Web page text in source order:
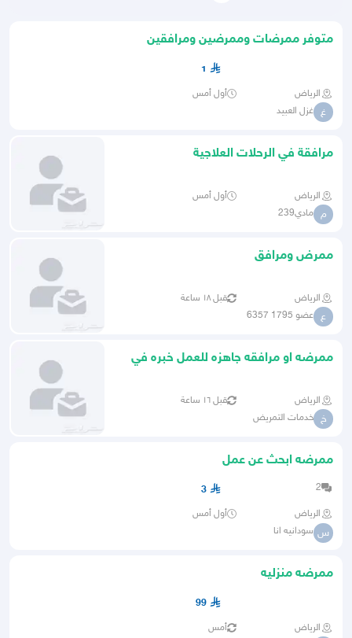
متوفر ممرضات وممرضين ومرافقين
1
الرياض أول أمس
غ غزل العبيد
مرافقة في الرحلات العلاجية
الرياض أول أمس
م مادي239
ممرض ومرافق
الرياض قبل ١٨ ساعة
ع عضو 1795 6357
ممرضه او مرافقه جاهزه للعمل خبره في
الرياض قبل ١٦ ساعة
خ خدمات التمريض
ممرضه ابحث عن عمل
2
3
الرياض أول أمس
س سودانيه انا
ممرضه منزليه
99
الرياض أمس